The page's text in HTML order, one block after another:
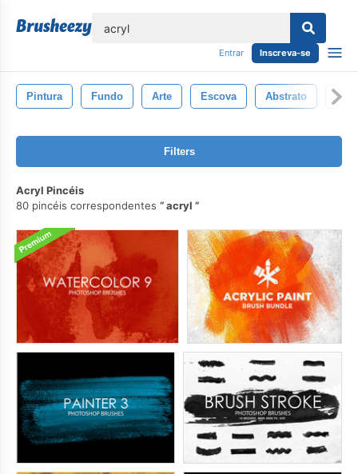
Entrar Inscreva-se
Pintura Fundo Arte Escova Abstrato
Filters
Acryl Pincéis
80 pincéis correspondentes
acryl